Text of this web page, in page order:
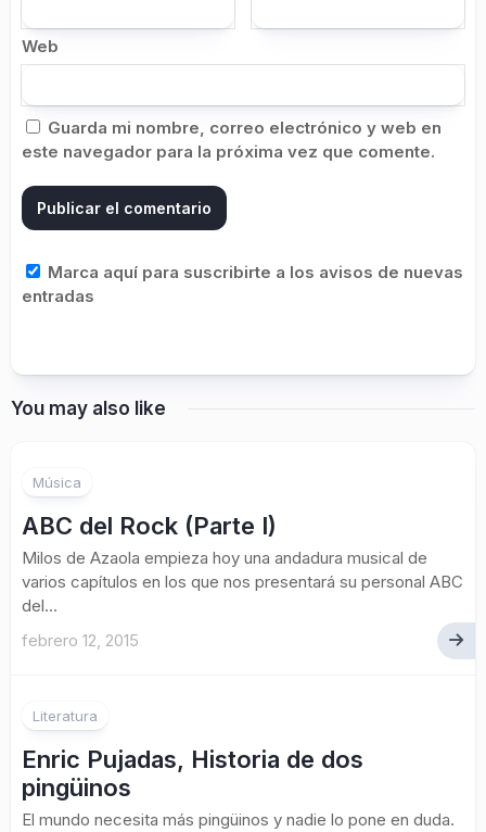
Web
Guarda mi nombre, correo electrónico y web en
este navegador para la próxima vez que comente.
Marca aquí para suscribirte a los avisos de nuevas
entradas
You may also like
Música
ABC del Rock (Parte I)
Milos de Azaola empieza hoy una andadura musical de
varios capítulos en los que nos presentará su personal ABC
del...
febrero 12, 2015
Literatura
Enric Pujadas, Historia de dos
pingüinos
El mundo necesita más pingüinos y nadie lo pone en duda.